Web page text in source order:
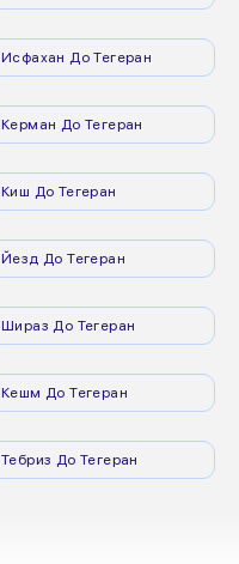
Исфахан До Тегеран
Керман До Тегеран
Киш До Тегеран
Йезд До Тегеран
Шираз До Тегеран
Кешм До Тегеран
Тебриз До Тегеран